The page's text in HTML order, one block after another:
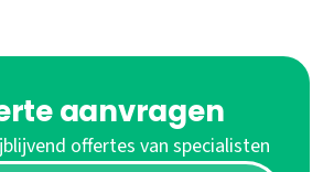
aanvragen
offertes van specialisten